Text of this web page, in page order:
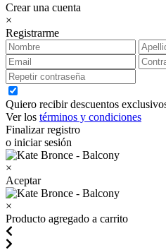
Crear una cuenta
×
Registrarme
Quiero recibir descuentos
Ver los términos y condiciones
Finalizar registro
o iniciar sesión
×
Aceptar
×
Producto agregado a carrito